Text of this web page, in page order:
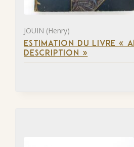
JOUIN (Henry)
ESTIMATION DU LIVRE «
DESCRIPTION »